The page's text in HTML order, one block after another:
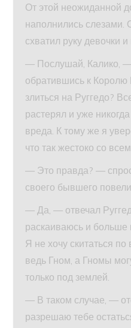
От этой неожиданной
наполнились слезами.
схватил руку девочки
— Послушай, Калико, —
обратившись к Королю
злиться на Руггедо?
растерял и уже
вреда. К тому же я
что так жестоко со
— Это правда? —
своего бывшего
— Да, — отвечал
раскаиваюсь и больше
Я не хочу скитаться
ведь Гном, а Гномы
только под землей.
— В таком случае, —
разрешаю тебе